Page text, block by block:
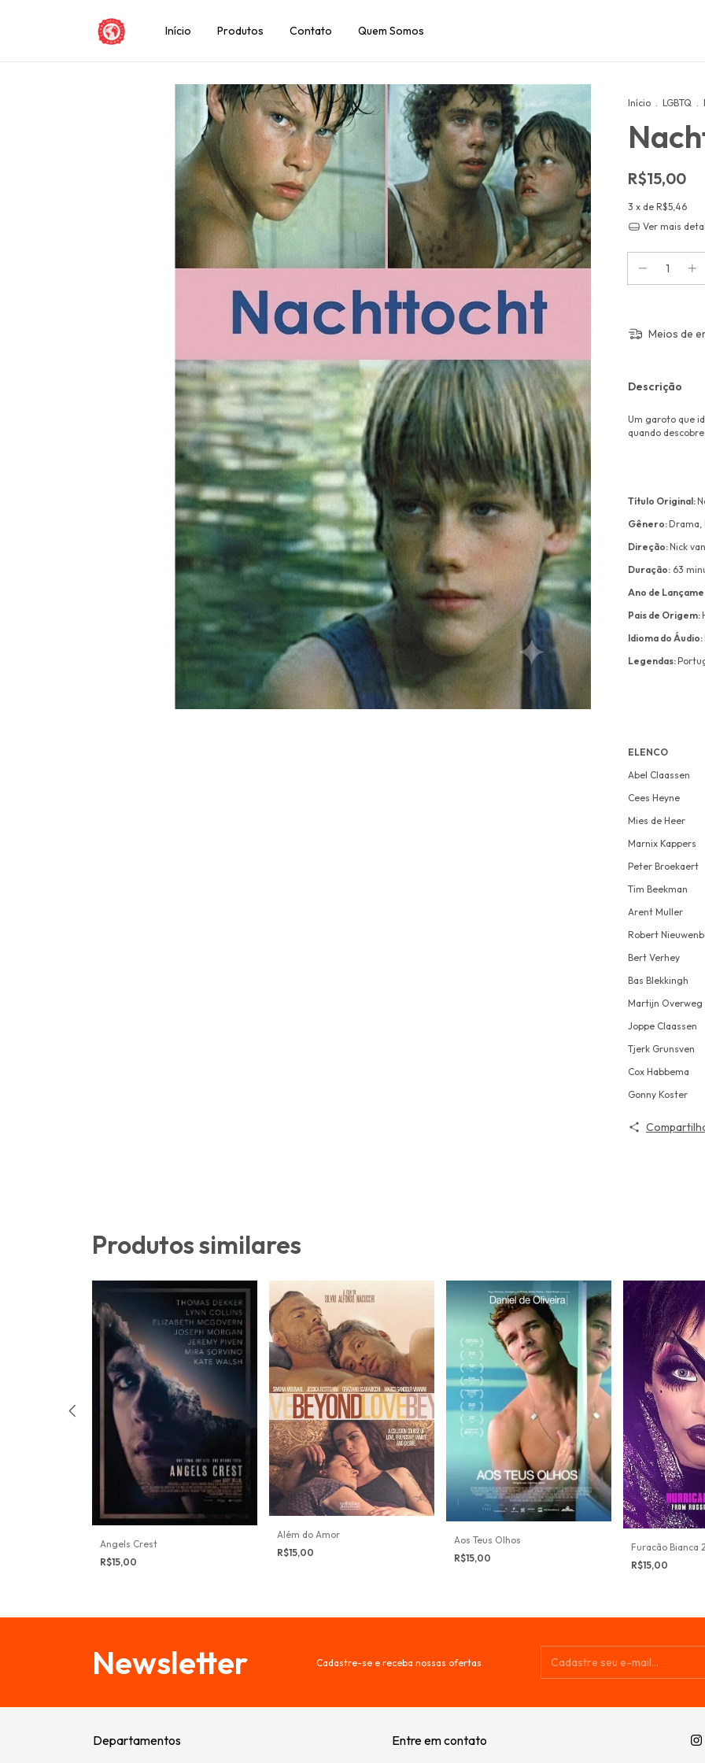
Início Produtos Contato Quem Somos
Início . LGBTQ .
R$15,00
3 x de R$5,46
Ver mais
Meios de
Descrição
Um garoto que
quando
Título Original:
Gênero:Drama,
Direção:Nick
Duração: 63
Ano de
Pais de Origem:
Idioma do Áudio:
Legendas:
ELENCO
Abel Claassen
Cees Heyne
Mies de Heer
Marnix Kappers
Peter Broekaert
Tim Beekman
Arent Muller
Robert
Bert Verhey
Bas Blekkingh
Martijn Overweg
Joppe Claassen
Tjerk Grunsven
Cox Habbema
Gonny Koster
Produtos similares
Angels Crest
R$15,00
Além do Amor
R$15,00
Aos Teus Olhos
R$15,00
Furacão Bianca
R$15,00
Newsletter Cadastre-se e receba nossas ofertas.
Departamentos Entre em contato